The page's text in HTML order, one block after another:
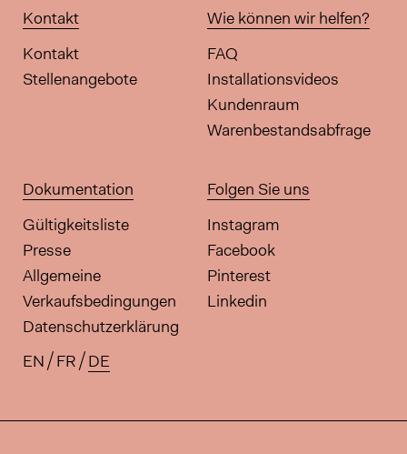
Kontakt
Kontakt
Stellenangebote
Wie können wir helfen?
FAQ
Installationsvideos
Kundenraum
Warenbestandsabfrage
Dokumentation
Gültigkeitsliste
Presse
Allgemeine
Verkaufsbedingungen
Datenschutzerklärung
Folgen Sie uns
Instagram
Facebook
Pinterest
Linkedin
Verfügbare Übersetzungen für
EN FR DE